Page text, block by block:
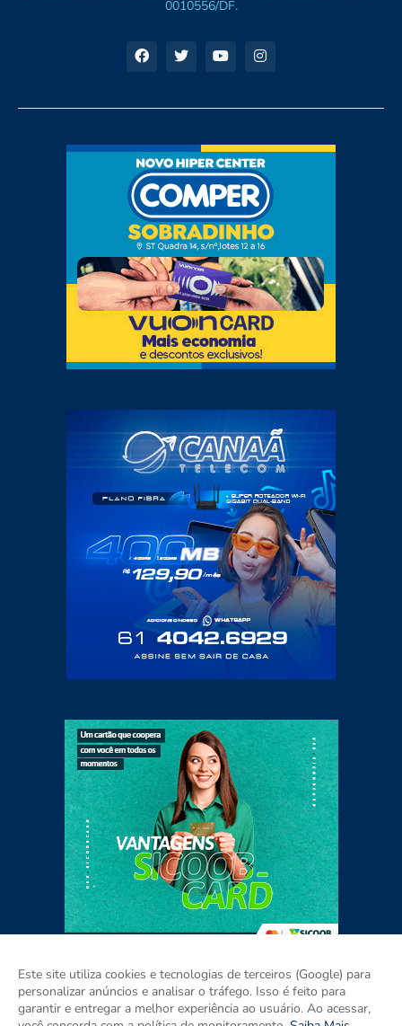
0010556/DF.
Home Sobre Contato Mídia Kit
Este site utiliza cookies e tecnologias de terceiros (Google) para
personalizar anúncios e analisar o tráfego. Isso é feito para
garantir e entregar a melhor experiência ao usuário. Ao acessar,